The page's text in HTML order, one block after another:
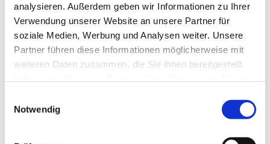
analysieren. Außerdem geben wir Informationen zu Ihrer
Verwendung unserer Website an unsere Partner für
soziale Medien, Werbung und Analysen weiter. Unsere
Partner führen diese Informationen möglicherweise mit
weiteren Daten zusammen, die Sie ihnen bereitgestellt
Notwendig